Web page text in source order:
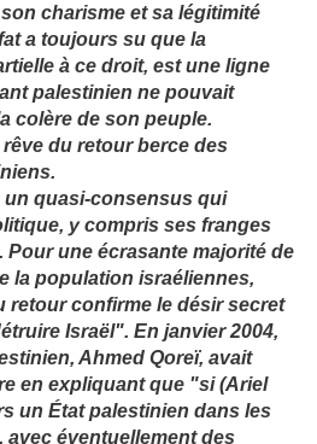
charisme et sa légitimité
a toujours su que la
à ce droit, est une ligne
palestinien ne pouvait
colère de son peuple.
du retour berce des
un quasi-consensus qui
y compris ses franges
une écrasante majorité de
la population israéliennes,
retour confirme le désir secret
Israël". En janvier 2004,
Ahmed Qoreï, avait
en expliquant que "si (Ariel
un État palestinien dans les
avec éventuellement des